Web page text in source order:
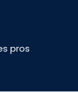
pros